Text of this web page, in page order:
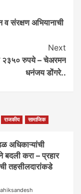
संरक्षण अभियानाची
Next
२३५० रुपये – चेअरमन
धनंजय डोंगरे..
राजकीय सामाजिक
अधिकाऱ्यांची
बदली करा – प्रहार
तहसीलदारांकडे